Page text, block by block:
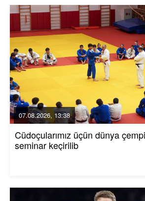
07.08.2026, 13:38
Cüdoçularımız üçün dünya
seminar keçirilib